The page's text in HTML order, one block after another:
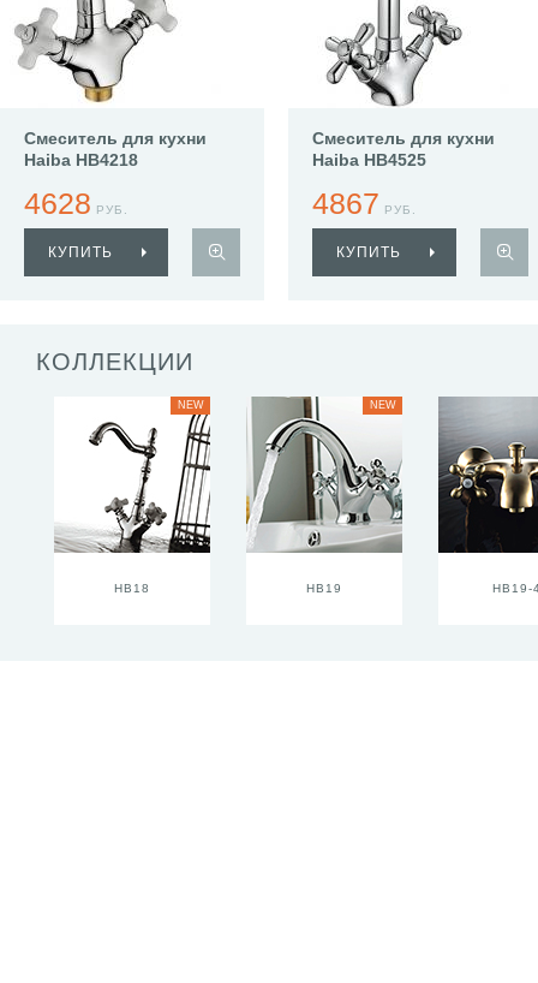
Смеситель для кухни
Haiba HB4218
4628 РУБ.
КУПИТЬ
Смеситель для кухни
Haiba HB4525
4867 РУБ.
КУПИТЬ
КОЛЛЕКЦИИ
HB18
NEW
HB19
NEW
HB19-